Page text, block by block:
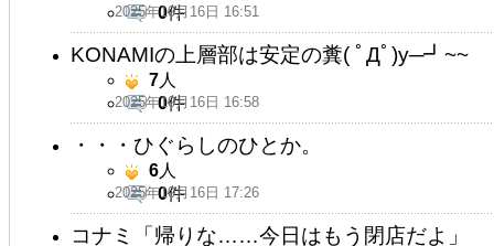
2025年10月16日 16:51
0件
KONAMIの上層部は安定の糞( ﾟДﾟ)y─┛~~
2025年10月16日 16:58
7人
0件
・・・ひぐらしのひとか。
2025年10月16日 17:26
6人
0件
コナミ「帰りな……今日はもう閉店だよ」